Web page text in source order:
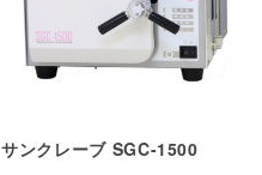
サンクレーブ SGC-1500